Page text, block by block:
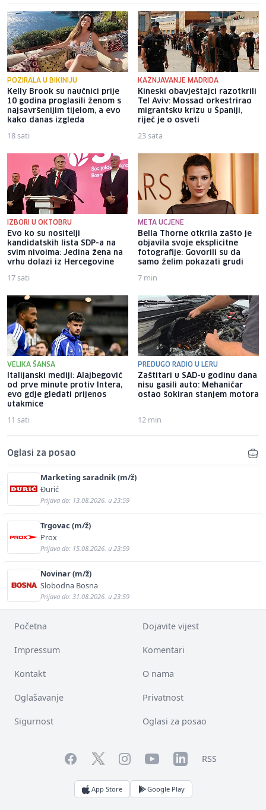
POZIRALA U BIKINIJU
Kelly Brook su naučnici prije
10 godina proglasili ženom s
najsavršenijim tijelom, a evo
kako danas izgleda
18 sati
KAŽNJAVANJE MADRIDA
Kineski obavještajci razotkrili
Tel Aviv: Mossad orkestrirao
migrantsku krizu u Španiji,
riječ je o osveti
23 sata
IZBORI U OKTOBRU
Evo ko su nositelji
kandidatskih lista SDP-a na
svim nivoima: Jedina žena na
vrhu dolazi iz Hercegovine
17 sati
META UCJENE
Bella Thorne otkrila zašto je
objavila svoje eksplicitne
fotografije: Govorili su da
samo želim pokazati grudi
7 min
VELIKA ŠANSA
Italijanski mediji: Alajbegović
od prve minute protiv Intera,
evo gdje gledati prijenos
utakmice
11 sati
PREDUGO RADIO U LERU
Zaštitari u SAD-u godinu dana
nisu gasili auto: Mehaničar
ostao šokiran stanjem motora
12 min
Oglasi za posao
Marketing saradnik (m/ž)
Đurić
Prijava do: 13.08.2026. u 23:59
Trgovac (m/ž)
Prox
Prijava do: 15.08.2026. u 23:59
Novinar (m/ž)
Slobodna Bosna
Prijava do: 31.08.2026. u 23:59
Početna Dojavite vijest
Impressum Komentari
Kontakt O nama
Oglašavanje Privatnost
Sigurnost Oglasi za posao
FacebookTwitterInstagramYouTubeLinkedInRSS
App Store Google Play